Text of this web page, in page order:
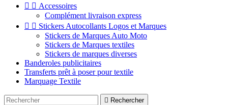
  Accessoires
Complément livraison express
  Stickers Autocollants Logos et Marques
Stickers de Marques Auto Moto
Stickers de Marques textiles
Stickers de marques diverses
Banderoles publicitaires
Transferts prêt à poser pour textile
Marquage Textile
 Rechercher